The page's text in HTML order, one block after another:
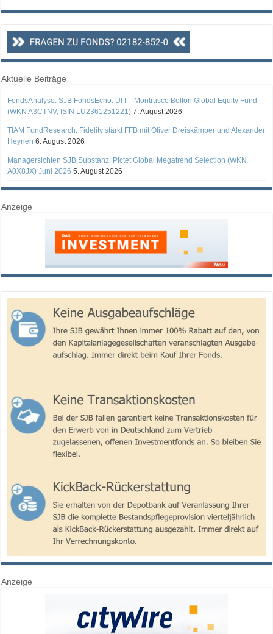
Aktuelle Beiträge
FondsAnalyse: SJB FondsEcho. UI I – Montrusco Bolton Global Equity Fund
(WKN A3CTNV, ISIN LU2361251221) 7. August 2026
TIAM FundResearch: Fidelity stärkt FFB mit Oliver Dreiskämper und Alexander
Heynen 6. August 2026
Managersichten SJB Substanz: Pictet Global Megatrend Selection (WKN
A0X8JX) Juni 2026 5. August 2026
Anzeige
Anzeige